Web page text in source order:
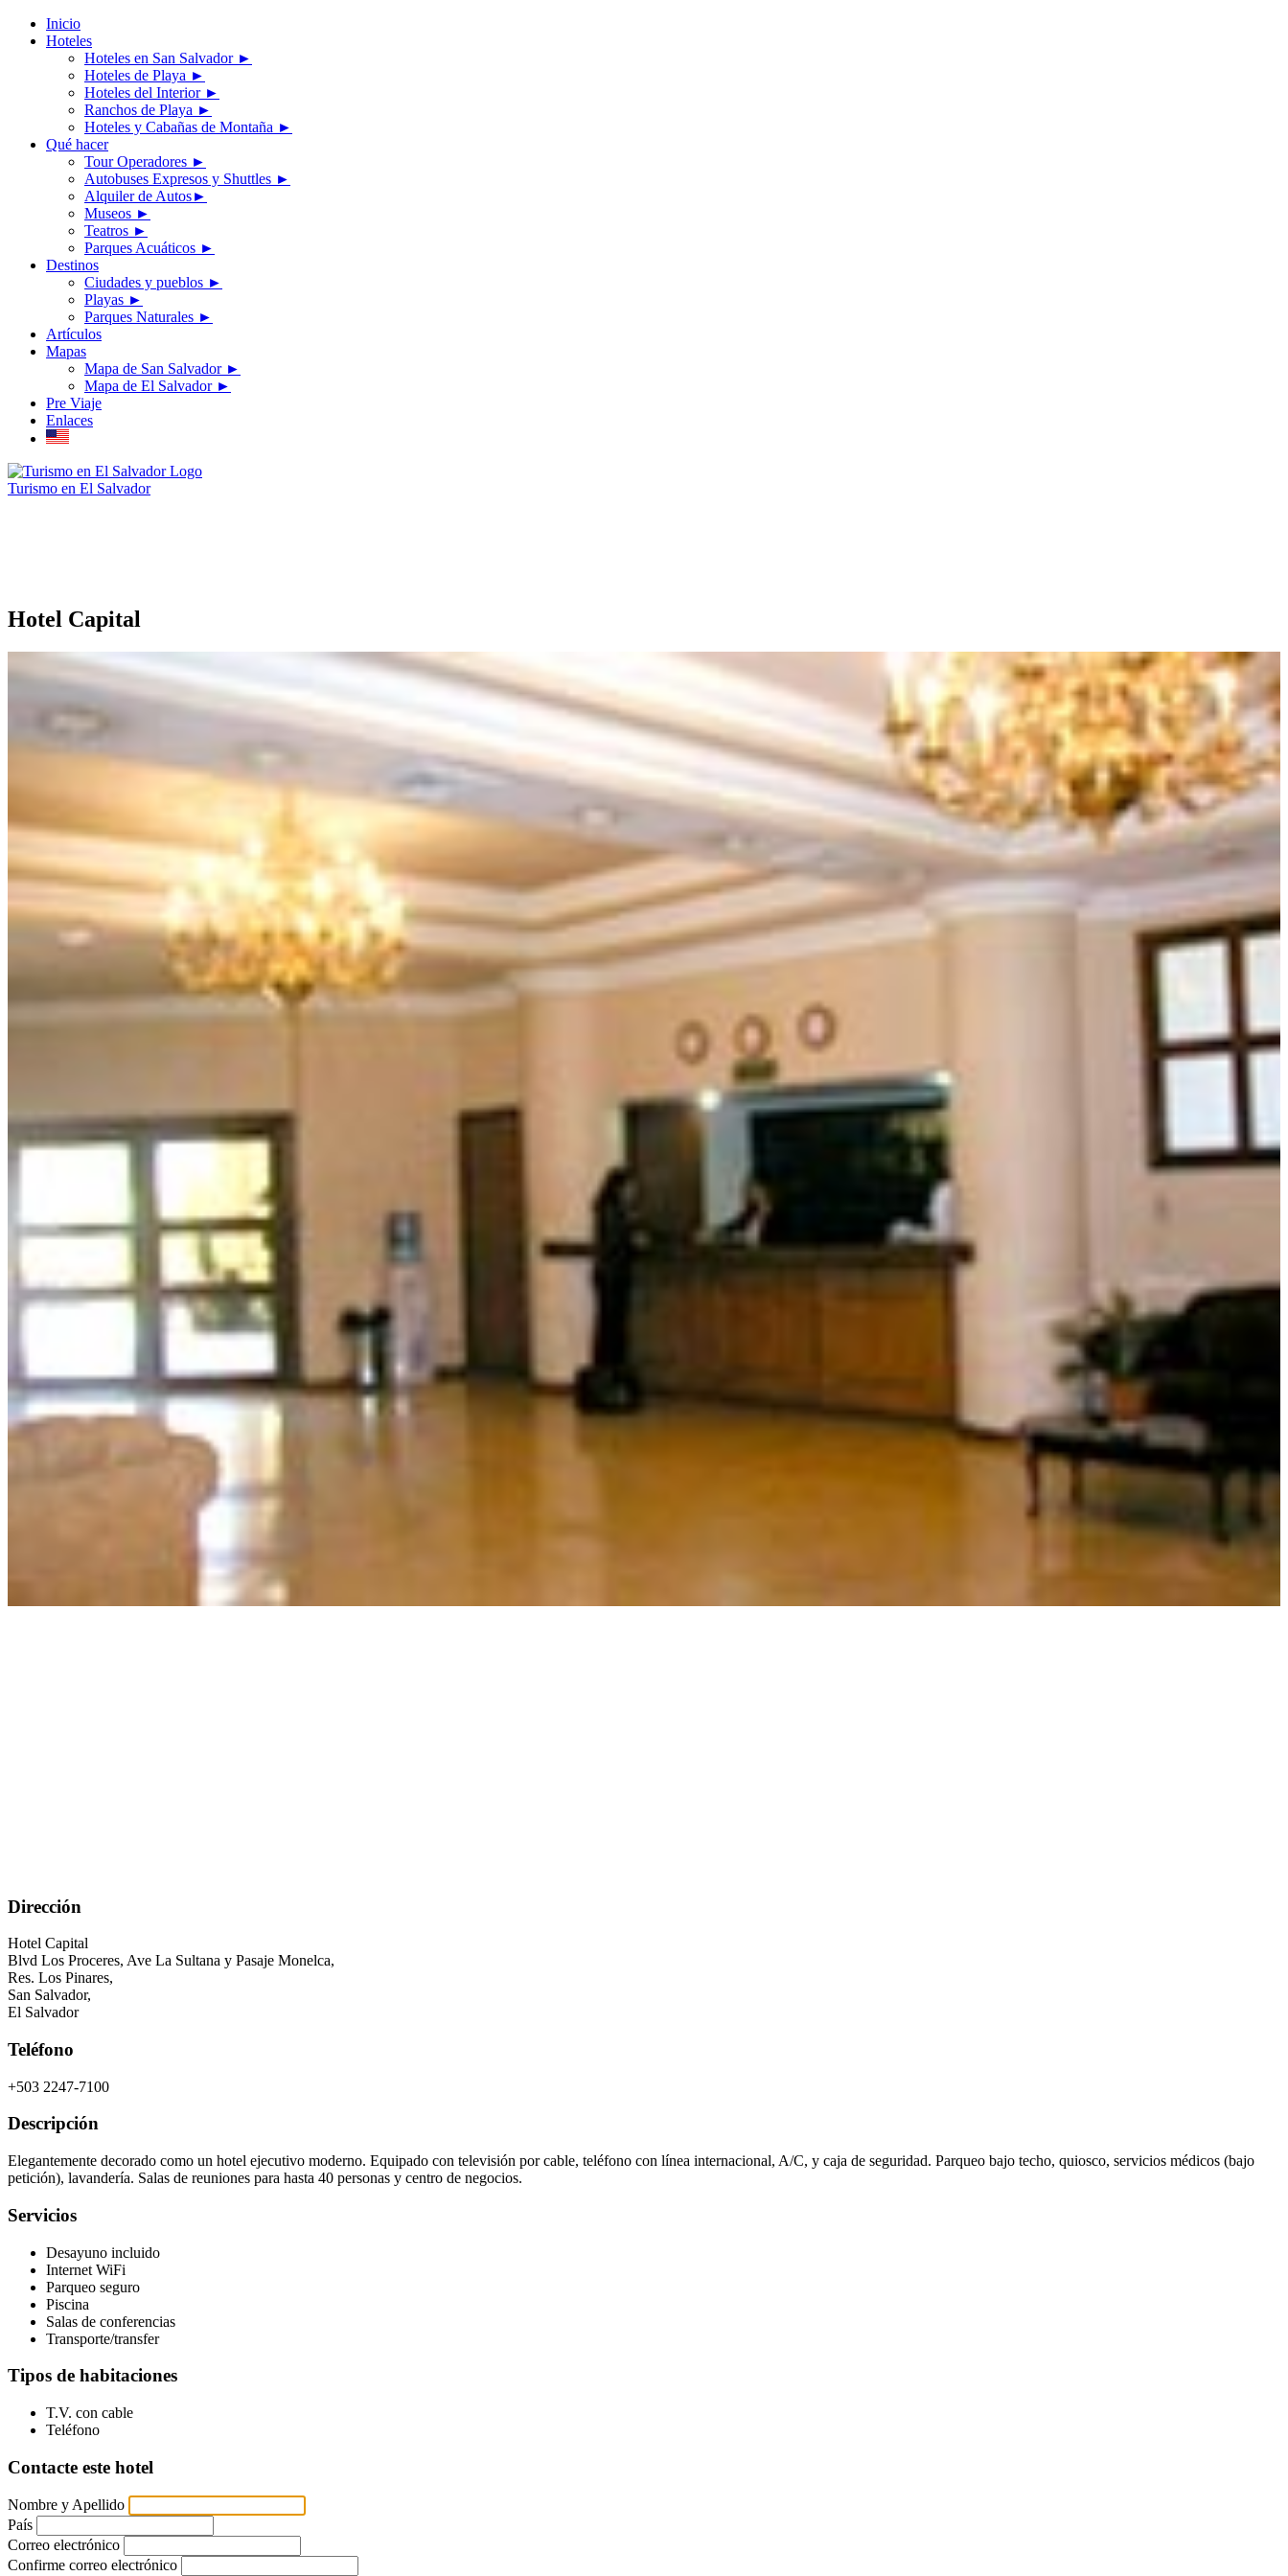
Inicio
Hoteles
Hoteles en San Salvador ►
Hoteles de Playa ►
Hoteles del Interior ►
Ranchos de Playa ►
Hoteles y Cabañas de Montaña ►
Qué hacer
Tour Operadores ►
Autobuses Expresos y Shuttles ►
Alquiler de Autos►
Museos ►
Teatros ►
Parques Acuáticos ►
Destinos
Ciudades y pueblos ►
Playas ►
Parques Naturales ►
Artículos
Mapas
Mapa de San Salvador ►
Mapa de El Salvador ►
Pre Viaje
Enlaces
Turismo en El Salvador
Hotel Capital
Dirección
Hotel Capital
Blvd Los Proceres, Ave La Sultana y Pasaje Monelca,
Res. Los Pinares,
San Salvador,
El Salvador
Teléfono
+503 2247-7100
Descripción
Elegantemente decorado como un hotel ejecutivo moderno. Equipado con televisión por cable, teléfono con línea internacional, A/C, y caja de seguridad. Parqueo bajo techo, quiosco, servicios médicos (bajo
petición), lavandería. Salas de reuniones para hasta 40 personas y centro de negocios.
Servicios
Desayuno incluido
Internet WiFi
Parqueo seguro
Piscina
Salas de conferencias
Transporte/transfer
Tipos de habitaciones
T.V. con cable
Teléfono
Contacte este hotel
Nombre y Apellido
País
Correo electrónico
Confirme correo electrónico